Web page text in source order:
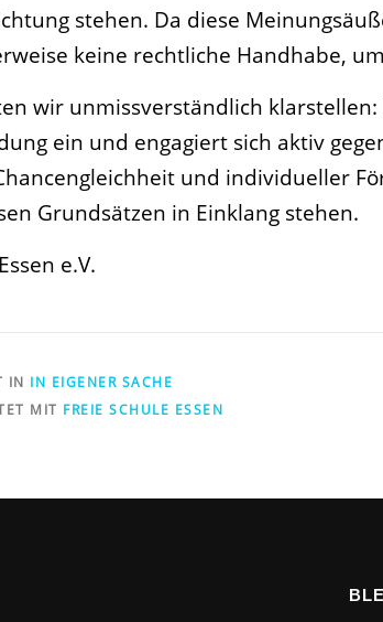
stehen. Da diese
keine rechtliche Handhabe,
wir unmissverständlich klarstellen:
ein und engagiert sich aktiv
und individueller
Grundsätzen in Einklang stehen.
e.V.
IN IN EIGENER SACHE
MIT FREIE SCHULE ESSEN